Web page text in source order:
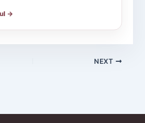
→
NEXT